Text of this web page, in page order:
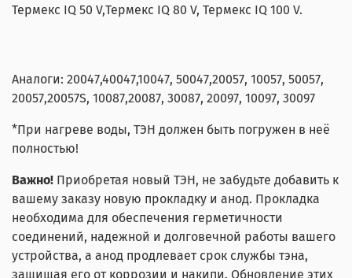
Термекс IQ 50 V,Термекс IQ 80 V, Термекс IQ 100 V.
Аналоги: 20047,40047,10047, 50047,20057, 10057, 50057,
20057,20057S, 10087,20087, 30087, 20097, 10097, 30097
*При нагреве воды, ТЭН должен быть погружен в неё
полностью!
Важно! Приобретая новый ТЭН, не забудьте добавить к
вашему заказу новую прокладку и анод. Прокладка
необходима для обеспечения герметичности
соединений, надежной и долговечной работы вашего
устройства, а анод продлевает срок службы тэна,
защищая его от коррозии и накипи. Обновление этих